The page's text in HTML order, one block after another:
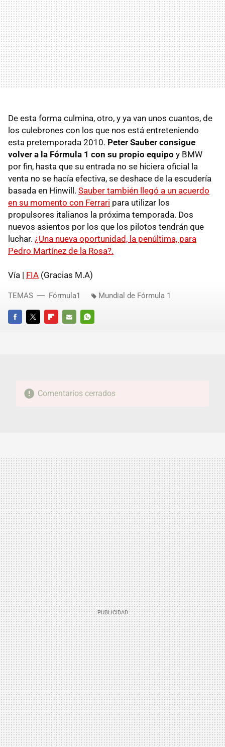
De esta forma culmina, otro, y ya van unos cuantos, de
los culebrones con los que nos está entreteniendo
esta pretemporada 2010. Peter Sauber consigue
volver a la Fórmula 1 con su propio equipo y BMW
por fin, hasta que su entrada no se hiciera oficial la
venta no se hacía efectiva, se deshace de la escudería
basada en Hinwill. Sauber también llegó a un acuerdo
en su momento con Ferrari para utilizar los
propulsores italianos la próxima temporada. Dos
nuevos asientos por los que los pilotos tendrán que
luchar. ¿Una nueva oportunidad, la penúltima, para
Pedro Martínez de la Rosa?.
Vía | FIA (Gracias M.A)
FACEBOOKTWITTERFLIPBOARD
E-
WHATSAPP
TEMAS Fórmula1 Mundial de Fórmula 1
Comentarios cerrados